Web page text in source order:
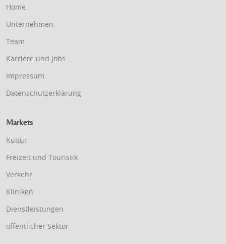
Home
Unternehmen
Team
Karriere und Jobs
Impressum
Datenschutzerklärung
Markets
Kultur
Freizeit und Touristik
Verkehr
Kliniken
Dienstleistungen
öffentlicher Sektor